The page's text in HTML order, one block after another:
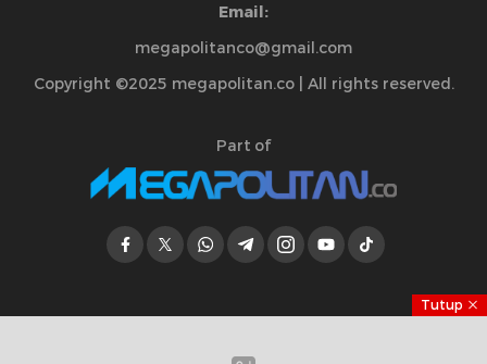
Email:
megapolitanco@gmail.com
Copyright ©2025 megapolitan.co | All rights reserved.
Part of
Tutup